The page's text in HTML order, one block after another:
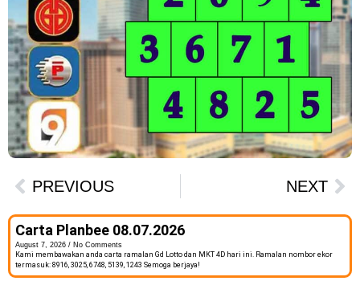
PREVIOUS NEXT
Carta Planbee 08.07.2026
August 7, 2026
No Comments
Kami membawakan anda carta ramalan Gd Lotto dan MKT 4D hari ini. Ramalan nombor ekor
termasuk: 8916, 3025, 6748, 5139, 1243 Semoga berjaya!